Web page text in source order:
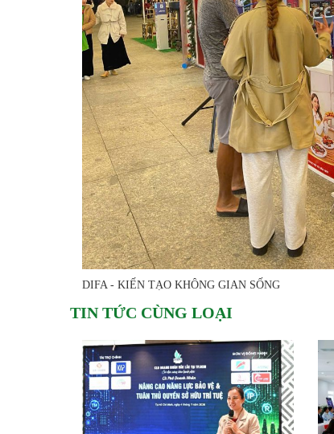
DIFA - KIẾN TẠO KHÔNG GIAN SỐNG
TIN TỨC CÙNG LOẠI